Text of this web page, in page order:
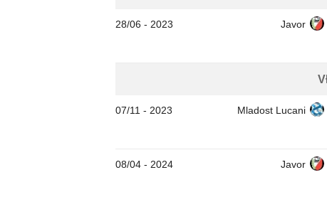
28/06 - 2023 Javor
07/11 - 2023 Mladost Lucani
08/04 - 2024 Javor